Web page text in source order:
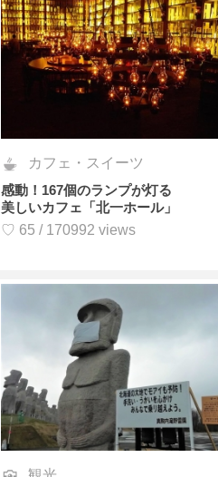
カフェ・スイーツ
感動！167個のランプが灯る
美しいカフェ「北一ホール」
♡ 65 / 170992 views